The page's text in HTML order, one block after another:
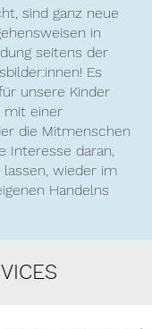
sind ganz neue
in
seitens der
Es
unsere Kinder
mit einer
die Mitmenschen
Interesse daran,
wieder im
Handelns